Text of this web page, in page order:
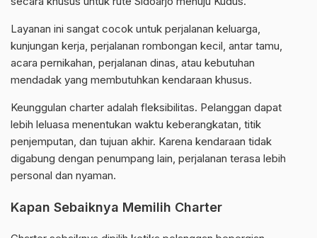
Layanan ini sangat cocok untuk perjalanan keluarga,
kunjungan kerja, perjalanan rombongan kecil, antar tamu,
acara pernikahan, perjalanan dinas, atau kebutuhan
mendadak yang membutuhkan kendaraan khusus.
Keunggulan charter adalah fleksibilitas. Pelanggan dapat
lebih leluasa menentukan waktu keberangkatan, titik
penjemputan, dan tujuan akhir. Karena kendaraan tidak
digabung dengan penumpang lain, perjalanan terasa lebih
personal dan nyaman.
Kapan Sebaiknya Memilih Charter